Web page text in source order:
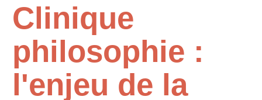
Clinique
philosophie :
l'enjeu de la